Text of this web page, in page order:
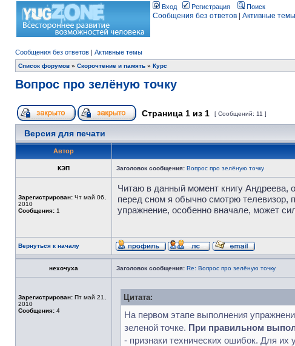
Вход Регистрация Поиск
Сообщения без ответов Активные темы
Сообщения без ответов | Активные темы
Список форумов » Скорочтение и память » Курс
Вопрос про зелёную точку
Страница 1 из 1 [ Сообщений: 11 ]
Версия для печати
Автор
КЭП Заголовок сообщения: Вопрос про зелёную точку
Зарегистрирован: Чт май 06,
2010
Сообщения: 1
Читаю в данный момент книгу Андреева,
перед сном я обычно смотрю телевизор,
упражнение, особенно вначале, может
Вернуться к началу
нехочуха Заголовок сообщения: Re: Вопрос про зелёную точку
Зарегистрирован: Пт май 21,
2010
Сообщения: 4
Цитата:
На первом этапе выполнения
зеленой точке. При правильном
- признаки технических ошибок. Для их